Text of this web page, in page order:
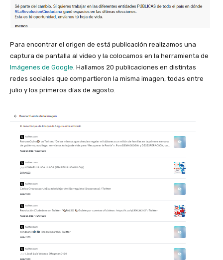
Para encontrar el origen de está publicación realizamos una
captura de pantalla al video y la colocamos en la herramienta de
Imágenes de Google. Hallamos 20 publicaciones en distintas
redes sociales que compartieron la misma imagen, todas entre
julio y los primeros días de agosto.